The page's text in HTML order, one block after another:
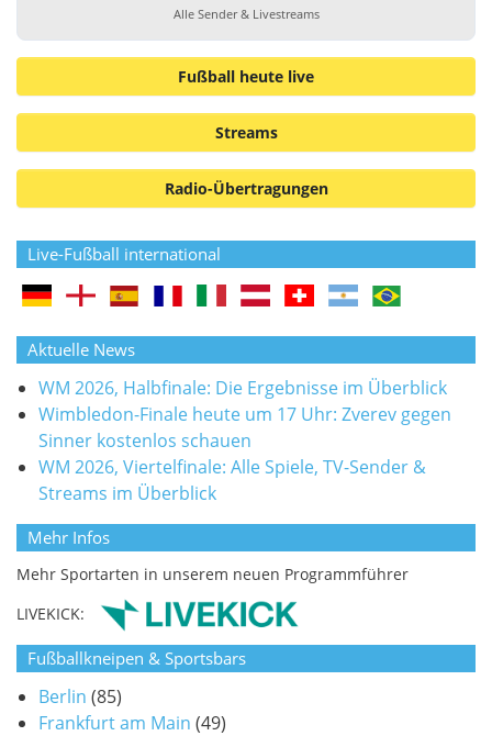
Alle Sender & Livestreams
Fußball heute live
Streams
Radio-Übertragungen
Live-Fußball international
Aktuelle News
WM 2026, Halbfinale: Die Ergebnisse im Überblick
Wimbledon-Finale heute um 17 Uhr: Zverev gegen
Sinner kostenlos schauen
WM 2026, Viertelfinale: Alle Spiele, TV-Sender &
Streams im Überblick
Mehr Infos
Mehr Sportarten in unserem neuen Programmführer
LIVEKICK:
Fußballkneipen & Sportsbars
Berlin (85)
Frankfurt am Main (49)